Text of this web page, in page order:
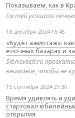
Показываем, как в
Гостей угощали
18 декабря 2024 16:45
«Будет ажиотаж»:
елочных базарах и
Sibnovosti.ru
внимание, чтобы не
15 сентября 2024 21:30
Время удивлять и
стартовал
открытия